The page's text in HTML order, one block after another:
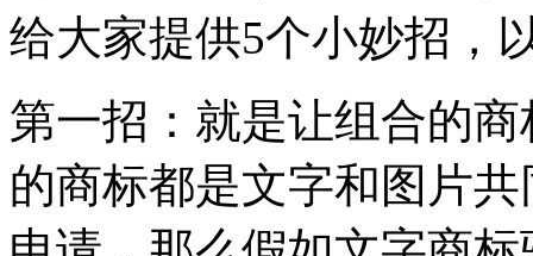
给大家提供5个小妙招
第一招：就是让组合的
的商标都是文字和图片